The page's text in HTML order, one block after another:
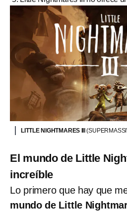
LITTLE NIGHTMARES III
El mundo de Little
increíble
Lo primero que hay que
mundo de Little